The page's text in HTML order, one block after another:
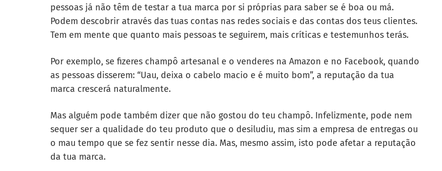
pessoas já não têm de testar a tua marca por si próprias para saber se é boa ou má.
Podem descobrir através das tuas contas nas redes sociais e das contas dos teus clientes.
Tem em mente que quanto mais pessoas te seguirem, mais críticas e testemunhos terás.
Por exemplo, se fizeres champô artesanal e o venderes na Amazon e no Facebook, quando
as pessoas disserem: “Uau, deixa o cabelo macio e é muito bom”, a reputação da tua
marca crescerá naturalmente.
Mas alguém pode também dizer que não gostou do teu champô. Infelizmente, pode nem
sequer ser a qualidade do teu produto que o desiludiu, mas sim a empresa de entregas ou
o mau tempo que se fez sentir nesse dia. Mas, mesmo assim, isto pode afetar a reputação
da tua marca.